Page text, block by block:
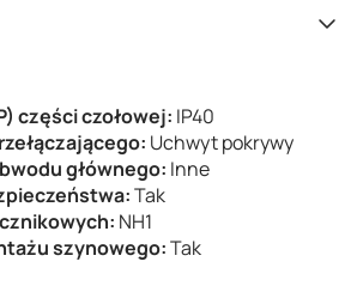
części czołowej: IP40
Uchwyt pokrywy
głównego: Inne
Tak
NH1
szynowego:Tak